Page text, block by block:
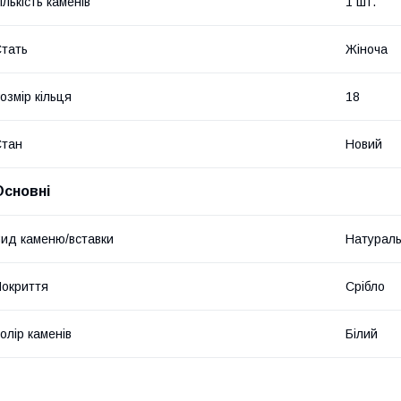
Жіноча
кільця 18
Новий
каменю/вставки
Срібло
каменів Білий